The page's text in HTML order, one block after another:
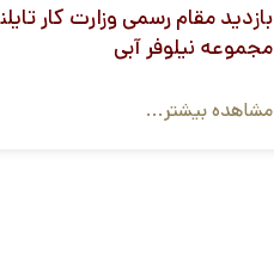
بازدید مقام رسمی وزارت کار
مجموعه نیلوفر آبی
مشاهده بیشتر...